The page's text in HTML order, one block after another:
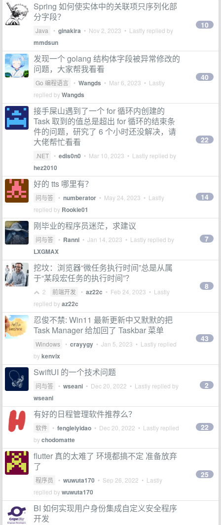
Spring 如何使实体中的关联项只序列化部
分字段？
Java • ginakira • Nov 2, 2023 • Lastly replied by
mmdsun
10
发现一个 golang 结构体字段被异常修改的
问题，大家帮我看看
Go 编程语言 • Wangds • Mar 6, 2023 • Lastly
replied byWangds
40
接手屎山遇到了一个 for 循环内创建的
Task 取到的值总是超出 for 循环的结束条
件的问题，研究了 6 个小时还没解决，请
大佬帮忙看看
.NET • edis0n0 • Mar 10, 2023 • Lastly replied by
hez2010
22
好的 tts 哪里有？
问与答 • numberator • May 24, 2023 • Lastly
replied by Rookie01
14
刚毕业的程序员迷茫，求建议
问与答 • Ranni • Jan 14, 2023 • Lastly replied by
LXGMAX
7
挖坟：浏览器“微任务执行时间”总是从属
于“某段宏任务的执行时间”？
2 前端开发 • az22c • Feb 24, 2023 • Lastly
replied byaz22c
8
忍俊不禁: Win11 最新更新中又默默的把
Task Manager 给加回了 Taskbar 菜单
Windows • crayygy • Jan 5, 2023 • Lastly replied
bykenvix
43
SwiftUI 的一个技术问题
问与答 • wseani • Dec 20, 2022 • Lastly replied by
wseani
2
有好的日程管理软件推荐么？
软件 • fengleiyidao • Dec 20, 2022 • Lastly replied
bychodomatte
22
flutter 真的太难了 环境都搞不定 准备放弃
了
程序员 • wuwuta170 • Sep 26, 2022 • Lastly
replied bywuwuta170
25
BI 如何实现用户身份集成自定义安全程序
开发